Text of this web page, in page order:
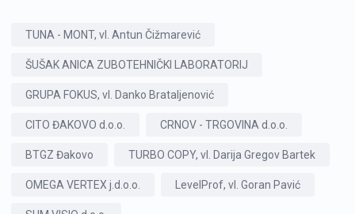
TUNA - MONT, vl. Antun Čižmarević
ŠUŠAK ANICA ZUBOTEHNIČKI LABORATORIJ
GRUPA FOKUS, vl. Danko Brataljenović
CITO ĐAKOVO d.o.o. CRNOV - TRGOVINA d.o.o.
BTGZ Đakovo TURBO COPY, vl. Darija Gregov Bartek
OMEGA VERTEX j.d.o.o. LevelProf, vl. Goran Pavić